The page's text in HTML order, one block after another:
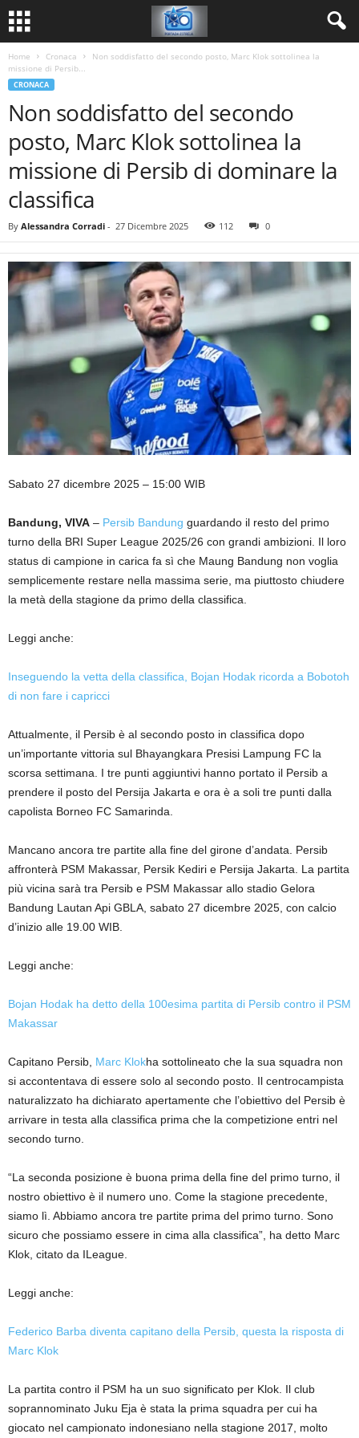
Home Cronaca
Non soddisfatto del secondo posto, Marc Klok sottolinea la
missione di Persib...
CRONACA
Non soddisfatto del secondo
posto, Marc Klok sottolinea la
missione di Persib di dominare la
classifica
By Alessandra Corradi - 27 Dicembre 2025 112 0
Sabato 27 dicembre 2025 – 15:00 WIB
Bandung, VIVA – Persib Bandung guardando il resto del primo
turno della BRI Super League 2025/26 con grandi ambizioni. Il loro
status di campione in carica fa sì che Maung Bandung non voglia
semplicemente restare nella massima serie, ma piuttosto chiudere
la metà della stagione da primo della classifica.
Leggi anche:
Inseguendo la vetta della classifica, Bojan Hodak ricorda a Bobotoh
di non fare i capricci
Attualmente, il Persib è al secondo posto in classifica dopo
un’importante vittoria sul Bhayangkara Presisi Lampung FC la
scorsa settimana. I tre punti aggiuntivi hanno portato il Persib a
prendere il posto del Persija Jakarta e ora è a soli tre punti dalla
capolista Borneo FC Samarinda.
Mancano ancora tre partite alla fine del girone d’andata. Persib
affronterà PSM Makassar, Persik Kediri e Persija Jakarta. La partita
più vicina sarà tra Persib e PSM Makassar allo stadio Gelora
Bandung Lautan Api GBLA, sabato 27 dicembre 2025, con calcio
d’inizio alle 19.00 WIB.
Leggi anche:
Bojan Hodak ha detto della 100esima partita di Persib contro il PSM
Makassar
Capitano Persib, Marc Klokha sottolineato che la sua squadra non
si accontentava di essere solo al secondo posto. Il centrocampista
naturalizzato ha dichiarato apertamente che l’obiettivo del Persib è
arrivare in testa alla classifica prima che la competizione entri nel
secondo turno.
“La seconda posizione è buona prima della fine del primo turno, il
nostro obiettivo è il numero uno. Come la stagione precedente,
siamo lì. Abbiamo ancora tre partite prima del primo turno. Sono
sicuro che possiamo essere in cima alla classifica”, ha detto Marc
Klok, citato da ILeague.
Leggi anche:
Federico Barba diventa capitano della Persib, questa la risposta di
Marc Klok
La partita contro il PSM ha un suo significato per Klok. Il club
soprannominato Juku Eja è stata la prima squadra per cui ha
giocato nel campionato indonesiano nella stagione 2017, molto